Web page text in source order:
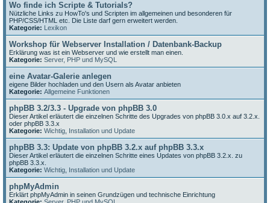
Wo finde ich Scripte & Tutorials?
Nützliche Links zu HowTo's und Scripten im allgemeinen und besonderen für
PHP/CSS/HTML etc. Die Liste darf gern erweitert werden.
Kategorie: Lexikon
Workshop für Webserver Installation / Datenbank-Backup
Erklärung was ist ein Webserver und wie erstellt man einen.
Kategorie: Server, PHP und MySQL
eine Avatar-Galerie anlegen
eigene Bilder hochladen und den Usern als Avatar anbieten
Kategorie: Allgemeine Funktionen
phpBB 3.2/3.3 - Upgrade von phpBB 3.0
Dieser Artikel erläutert die einzelnen Schritte des Upgrades von phpBB 3.0.x auf 3.2.x.
oder phpBB 3.3.x
Kategorie: Wichtig Installation und Update
phpBB 3.3: Update von phpBB 3.2.x auf phpBB 3.3.x
Dieser Artikel erläutert die einzelnen Schritte eines Updates von phpBB 3.2.x. zu
phpBB 3.3.x.
Kategorie: Wichtig Installation und Update
phpMyAdmin
Erklärt phpMyAdmin in seinen Grundzügen und technische Einrichtung